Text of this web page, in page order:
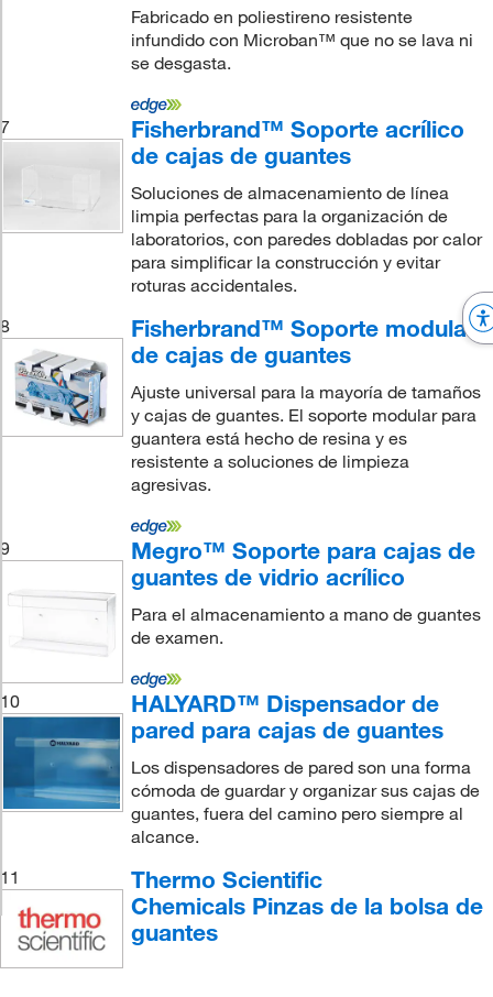
Fabricado en poliestireno resistente
infundido con Microban™ que no se lava ni
se desgasta.
7
Fisherbrand™ Soporte acrílico
de cajas de guantes
Soluciones de almacenamiento de línea
limpia perfectas para la organización de
laboratorios, con paredes dobladas por calor
para simplificar la construcción y evitar
roturas accidentales.
8
Fisherbrand™ Soporte modular
de cajas de guantes
Ajuste universal para la mayoría de tamaños
y cajas de guantes. El soporte modular para
guantera está hecho de resina y es
resistente a soluciones de limpieza
agresivas.
9
Megro™ Soporte para cajas de
guantes de vidrio acrílico
Para el almacenamiento a mano de guantes
de examen.
10
HALYARD™ Dispensador de
pared para cajas de guantes
Los dispensadores de pared son una forma
cómoda de guardar y organizar sus cajas de
guantes, fuera del camino pero siempre al
alcance.
11
Thermo Scientific
Chemicals Pinzas de la bolsa de
guantes